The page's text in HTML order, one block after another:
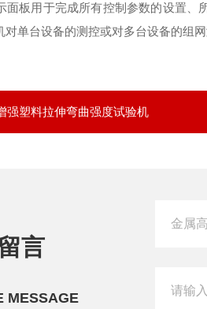
面板用于完成所有控制参数的设置
单台设备的测控或对多台设备的组
强塑料拉伸弯曲强度试验机
言
MESSAGE